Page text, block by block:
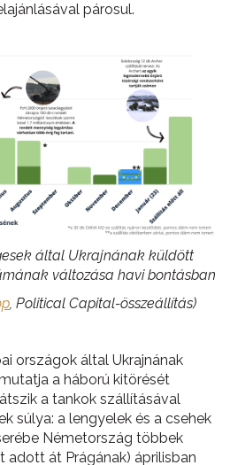
párosul.
által Ukrajnának küldött
változása havi bontásban
Political Capital-összeállítás)
országok által Ukrajnának
a háború kitörését
a tankok szállításával
súlya: a lengyelek és a csehek
Németország többek
át Prágának) áprilisban